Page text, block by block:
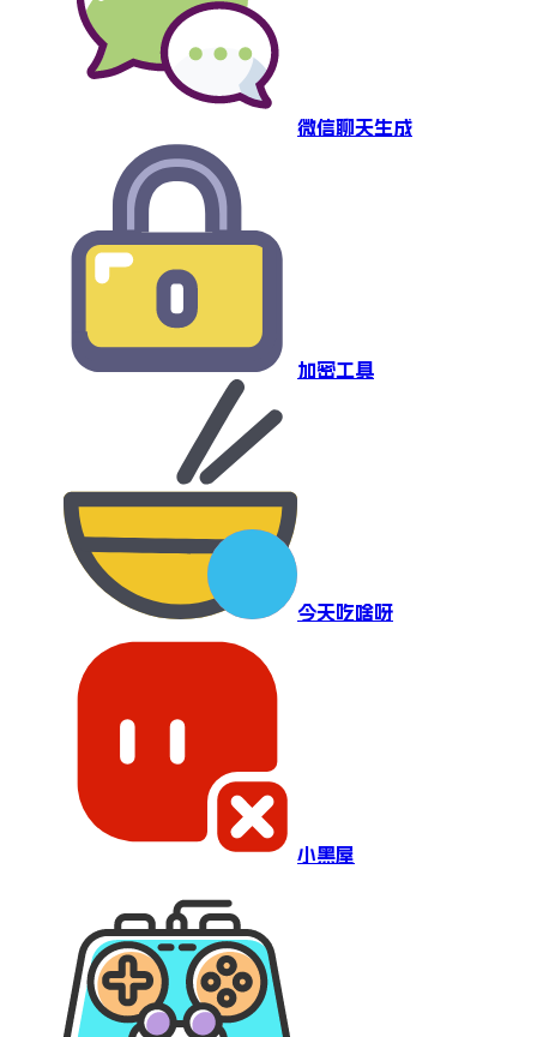
微信聊天生成
加密工具
今天吃啥呀
小黑屋